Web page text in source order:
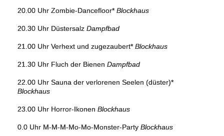
20.00 Uhr Zombie-Dancefloor*Blockhaus
20.30 Uhr Düstersalz Dampfbad
21.00 Uhr Verhext und zugezaubert*Blockhaus
21.30 Uhr Fluch der Bienen Dampfbad
22.00 Uhr Sauna der verlorenen Seelen (düster)*
Blockhaus
23.00 Uhr Horror-Ikonen Blockhaus
0.0 Uhr M-M-M-Mo-Mo-Monster-Party Blockhaus